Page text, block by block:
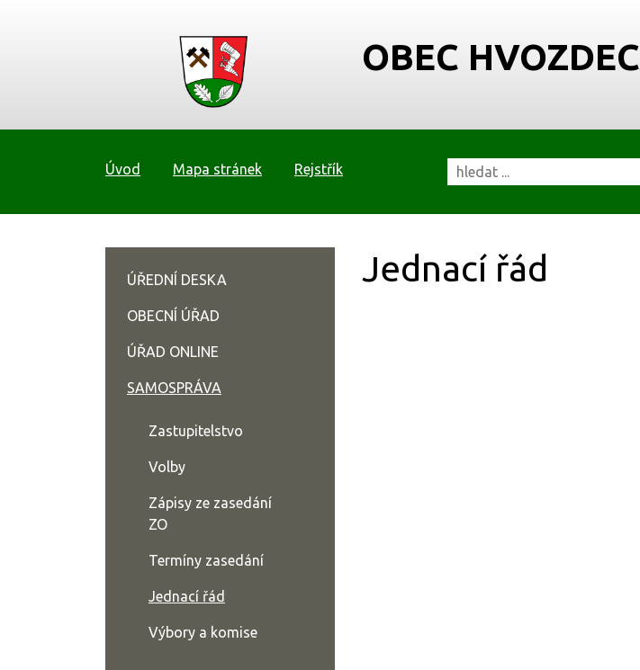
OBEC HVOZDEC
Úvod Mapa stránek Rejstřík
Jednací řád
ÚŘEDNÍ DESKA
OBECNÍ ÚŘAD
ÚŘAD ONLINE
SAMOSPRÁVA
Zastupitelstvo
Volby
Zápisy ze zasedání
ZO
Termíny zasedání
Jednací řád
Výbory a komise